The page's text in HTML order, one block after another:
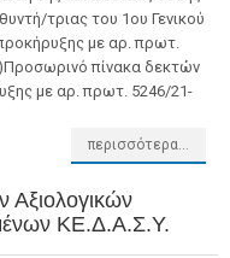
τριας του 1ου Γενικού
με αρ. πρωτ.
πίνακα δεκτών
με αρ. πρωτ. 5246/21-
περισσότερα...
ΚΕ.Δ.Α.Σ.Υ.